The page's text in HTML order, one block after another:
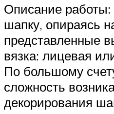
Описание
шапку, опираясь
представленные
вязка: лицевая
По большому
сложность
декорирования